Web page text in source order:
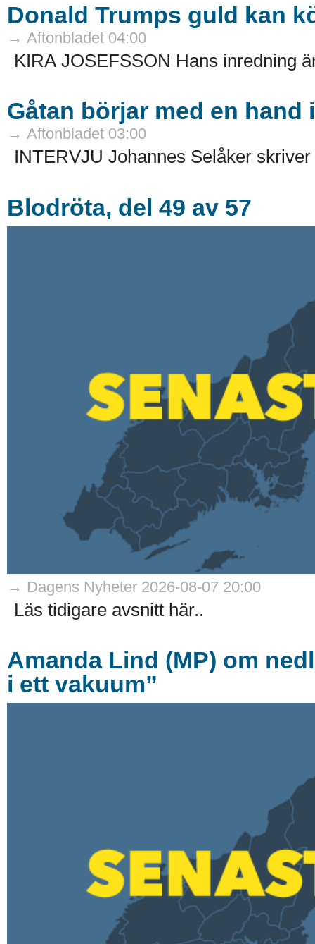
Donald Trumps guld kan
→ Aftonbladet 04:00
KIRA JOSEFSSON Hans inredning
Gåtan börjar med en hand
→ Aftonbladet 03:00
INTERVJU Johannes Selåker
Blodröta, del 49 av 57
→ Dagens Nyheter 2026-08-07 20:00
Läs tidigare avsnitt här..
Amanda Lind (MP) om
i ett vakuum”